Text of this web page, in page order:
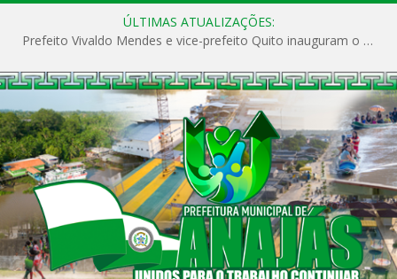
ÚLTIMAS ATUALIZAÇÕES:
Prefeito Vivaldo Mendes e vice-prefeito Quito inauguram o CAPS e fortalecem a saúde pública em Anajás.